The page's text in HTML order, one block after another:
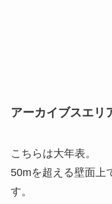
アーカイブスエリ
こちらは大年表。
50mを超える壁面上
す。